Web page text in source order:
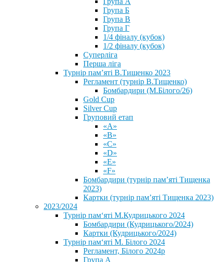
Група Б
Група В
Група Г
1/4 фіналу (кубок)
1/2 фіналу (кубок)
Суперліга
Перша ліга
Турнір пам’яті В.Тищенко 2023
Регламент (турнір В.Тищенко)
Бомбардири (М.Білого/26)
Gold Cup
Silver Cup
Груповий етап
«А»
«В»
«С»
«D»
«Е»
«F»
Бомбардири (турнір пам’яті Тищенка
2023)
Картки (турнір пам’яті Тищенка 2023)
2023/2024
⁨Турнір пам‘яті М.Кудрицького 2024
Бомбардири (Кудрицького/2024)
Картки (Кудрицького/2024)
⁨Турнір пам‘яті М. Білого 2024⁩
Регламент, Білого 2024р
Група А